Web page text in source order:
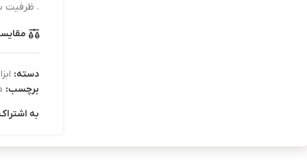
. ظرفیت سه
دسته:
برچسب:
به